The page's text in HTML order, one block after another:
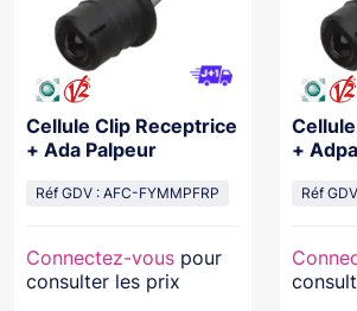
Cellule Clip Receptrice
+ Ada Palpeur
Réf GDV : AFC-FYMMPFRP
Connectez-vous pour
consulter les prix
+
Réf